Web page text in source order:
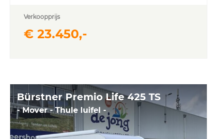
Verkoopprijs
€ 23.450,-
Bürstner Premio Life 425 TS
- Mover - Thule luifel -